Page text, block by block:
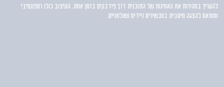
להעריך במהירות את האמינות של התוכנית דרך פידבקים בזמן אמת. העיצוב כולו רספונסיבי
ומותאם להצגה מיטבית במכשירים ניידים ושולחניים.